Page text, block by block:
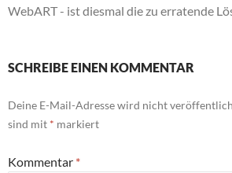
WebART - ist diesmal die zu erratende
SCHREIBE EINEN KOMMENTAR
Deine E-Mail-Adresse wird nicht
sind mit * markiert
Kommentar *